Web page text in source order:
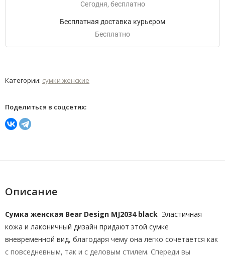
Сегодня Бесплатно
Бесплатная доставка курьером
Бесплатно
Категории: сумки женские
Поделиться в соцсетях:
Описание
Сумка женская Bear Design MJ2034 black Эластичная
кожа и лаконичный дизайн придают этой сумке
вневременной вид, благодаря чему она легко сочетается как
с повседневным, так и с деловым стилем. Спереди вы